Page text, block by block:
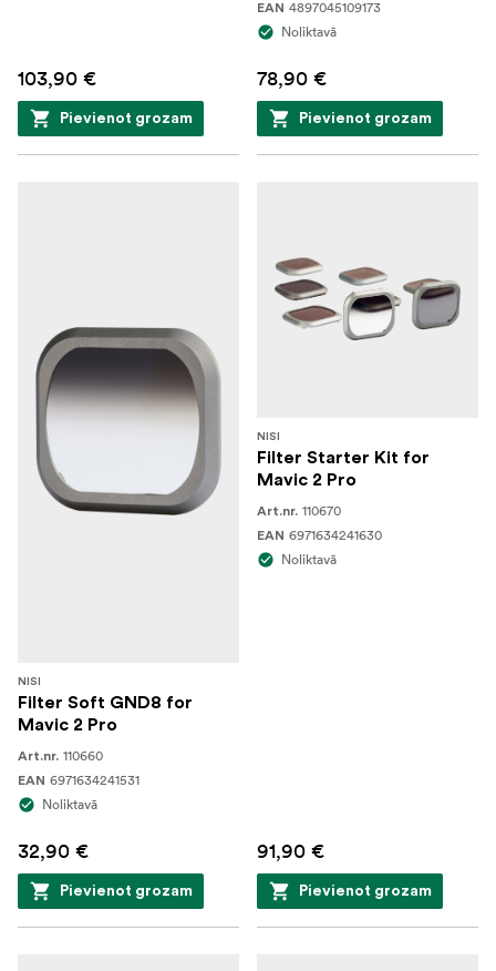
103,90 €
Pievienot grozam
EAN 4897045109173
Noliktavā
78,90 €
Pievienot grozam
NISI
Filter Soft GND8 for
Mavic 2 Pro
Art.nr. 110660
EAN 6971634241531
Noliktavā
32,90 €
Pievienot grozam
NISI
Filter Starter Kit for
Mavic 2 Pro
Art.nr. 110670
EAN 6971634241630
Noliktavā
91,90 €
Pievienot grozam